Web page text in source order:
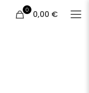
0 0,00 €